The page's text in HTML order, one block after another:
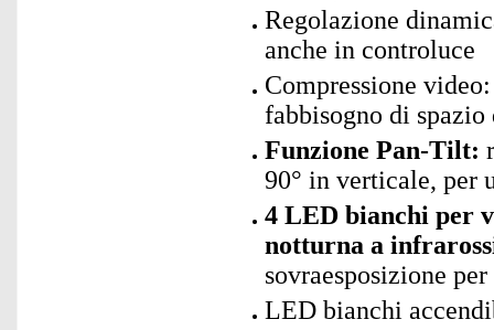
Regolazione
anche in controluce
Compressione
fabbisogno di
Funzione Pan-Tilt:
90° in verticale, per
4 LED bianchi per
notturna a
sovraesposizione
LED bianchi